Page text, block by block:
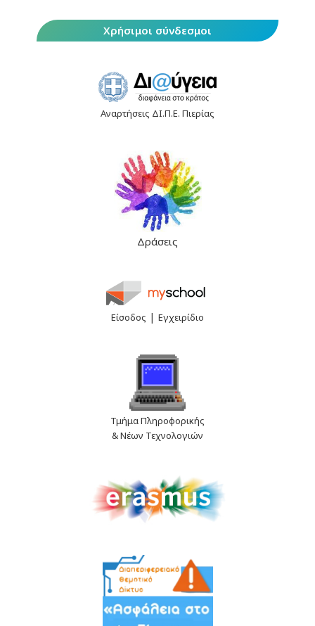
Χρήσιμοι σύνδεσμοι
Αναρτήσεις ΔΙ.Π.Ε. Πιερίας
Δράσεις
Είσοδος | Εγχειρίδιο
Τμήμα Πληροφορικής
& Νέων Τεχνολογιών